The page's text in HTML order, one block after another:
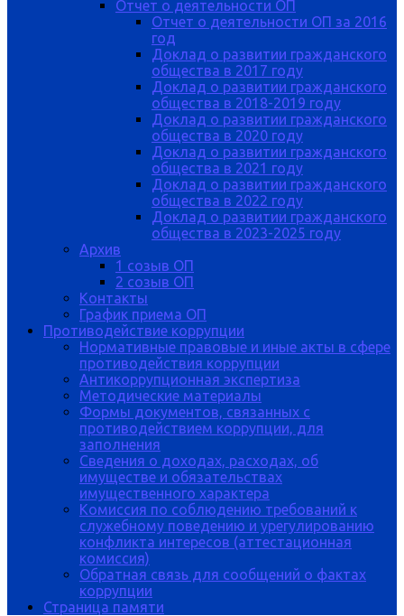
Отчет о деятельности ОП
Отчет о деятельности ОП за 2016
год
Доклад о развитии гражданского
общества в 2017 году
Доклад о развитии гражданского
общества в 2018-2019 году
Доклад о развитии гражданского
общества в 2020 году
Доклад о развитии гражданского
общества в 2021 году
Доклад о развитии гражданского
общества в 2022 году
Доклад о развитии гражданского
общества в 2023-2025 году
Архив
1 созыв ОП
2 созыв ОП
Контакты
График приема ОП
Противодействие коррупции
Нормативные правовые и иные акты в сфере
противодействия коррупции
Антикоррупционная экспертиза
Методические материалы
Формы документов, связанных с
противодействием коррупции, для
заполнения
Сведения о доходах, расходах, об
имуществе и обязательствах
имущественного характера
Комиссия по соблюдению требований к
служебному поведению и урегулированию
конфликта интересов (аттестационная
комиссия)
Обратная связь для сообщений о фактах
коррупции
Страница памяти